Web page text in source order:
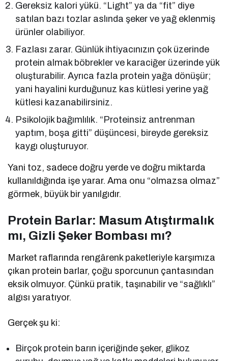
Gereksiz kalori yükü. “Light” ya da “fit” diye
satılan bazı tozlar aslında şeker ve yağ eklenmiş
ürünler olabiliyor.
Fazlası zarar. Günlük ihtiyacınızın çok üzerinde
protein almak böbrekler ve karaciğer üzerinde yük
oluşturabilir. Ayrıca fazla protein yağa dönüşür;
yani hayalini kurduğunuz kas kütlesi yerine yağ
kütlesi kazanabilirsiniz.
Psikolojik bağımlılık. “Proteinsiz antrenman
yaptım, boşa gitti” düşüncesi, bireyde gereksiz
kaygı oluşturuyor.
Yani toz, sadece doğru yerde ve doğru miktarda
kullanıldığında işe yarar. Ama onu “olmazsa olmaz”
görmek, büyük bir yanılgıdır.
Protein Barlar: Masum Atıştırmalık
mı, Gizli Şeker Bombası mı?
Market raflarında rengârenk paketleriyle karşımıza
çıkan protein barlar, çoğu sporcunun çantasından
eksik olmuyor. Çünkü pratik, taşınabilir ve “sağlıklı”
algısı yaratıyor.
Gerçek şu ki:
Birçok protein barın içeriğinde şeker, glikoz